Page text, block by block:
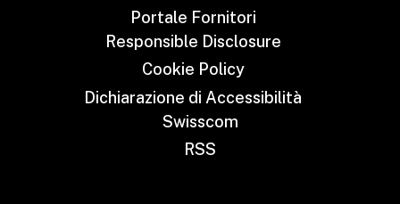
Portale Fornitori
Responsible Disclosure
Cookie Policy
Dichiarazione di Accessibilità
Swisscom
RSS